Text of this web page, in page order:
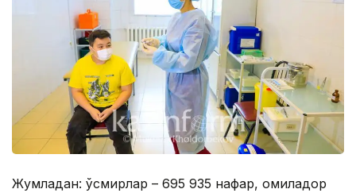
Жумладан: ўсмирлар – 695 935 нафар, ҳомиладор